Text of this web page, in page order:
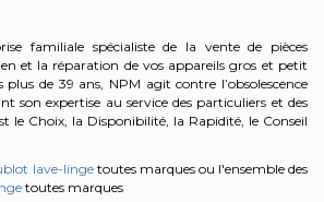
familiale spécialiste de la vente de pièces
et la réparation de vos appareils gros et petit
de 39 ans, NPM agit contre l’obsolescence
son expertise au service des particuliers et des
le Choix, la Disponibilité, la Rapidité, le Conseil
lave-lingetoutes marques ou l'ensemble des
toutes marques